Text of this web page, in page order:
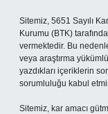
Sitemiz, 5651 Sayılı
Kurumu (BTK)
vermektedir. Bu
veya araştırma
yazdıkları içeriklerin
sorumluluğu kabul
Sitemiz, kar amacı